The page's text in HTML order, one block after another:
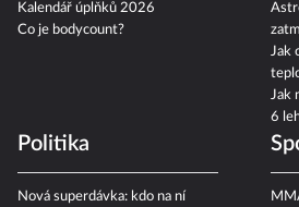
Kalendář úplňků 2026
Co je bodycount?
Jak
Jak
6
Politika
Nová superdávka: kdo na ní